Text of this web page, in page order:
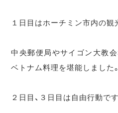
１日目はホーチミン市内の観
中央郵便局やサイゴン大教
ベトナム料理を堪能しました。
２日目、３日目は自由行動です